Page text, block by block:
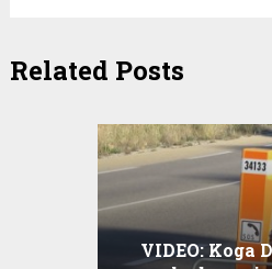
Related Posts
VIDEO: Koga